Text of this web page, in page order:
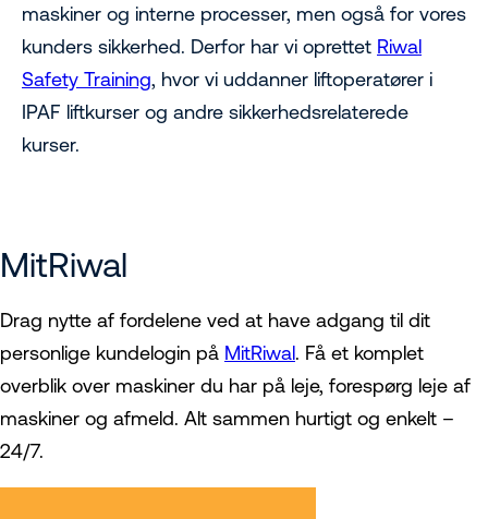
maskiner og interne processer, men også for vores
kunders sikkerhed. Derfor har vi oprettet Riwal
Safety Training, hvor vi uddanner liftoperatører i
IPAF liftkurser og andre sikkerhedsrelaterede
kurser.
MitRiwal
Drag nytte af fordelene ved at have adgang til dit
personlige kundelogin på MitRiwal. Få et komplet
overblik over maskiner du har på leje, forespørg leje af
maskiner og afmeld. Alt sammen hurtigt og enkelt –
24/7.